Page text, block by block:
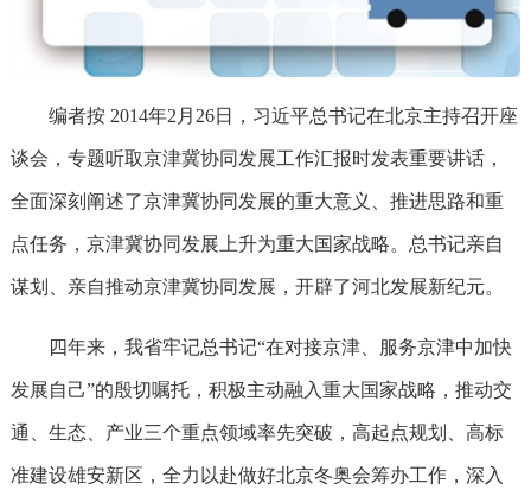
编者按 2014年2月26日，习近平总书记在北京主持召开座
谈会，专题听取京津冀协同发展工作汇报时发表重要讲话，
全面深刻阐述了京津冀协同发展的重大意义、推进思路和重
点任务，京津冀协同发展上升为重大国家战略。总书记亲自
谋划、亲自推动京津冀协同发展，开辟了河北发展新纪元。
四年来，我省牢记总书记“在对接京津、服务京津中加快
发展自己”的殷切嘱托，积极主动融入重大国家战略，推动交
通、生态、产业三个重点领域率先突破，高起点规划、高标
准建设雄安新区，全力以赴做好北京冬奥会筹办工作，深入